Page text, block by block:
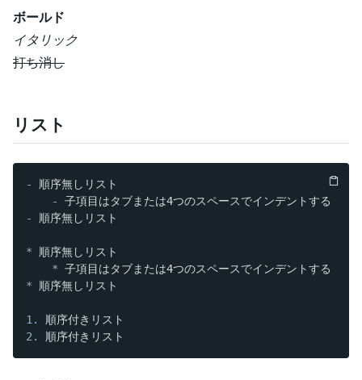
ボールド
イタリック
打ち消し
リスト
-
順序無しリスト
-
-
順序無しリスト
* 順序無しリスト
*
* 順序無しリスト
1.
2.